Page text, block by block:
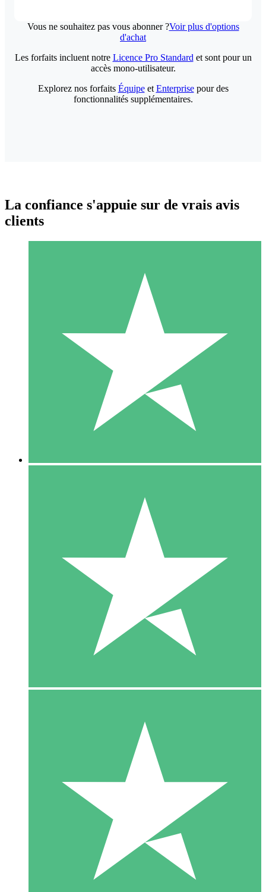
Vous ne souhaitez pas vous abonner ?Voir plus d'options
d'achat
Packs de Crédits Individuels
Payez à l'utilisation avec des crédits de téléchargement. Sans
1 Téléchargement
10 00
10 Téléchargements
20 00
Les forfaits incluent notre Licence Pro Standard et sont pour un
accès mono-utilisateur.
Explorez nos forfaits Équipeet Enterprisepour des
fonctionnalités supplémentaires.
La confiance s'appuie sur de vrais avis
clients